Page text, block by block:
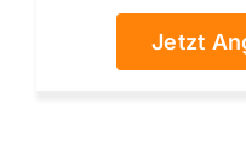
Jetzt